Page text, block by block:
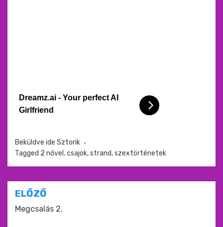
Dreamz.ai - Your perfect AI
Girlfriend
Beküldve ide Sztorik
Tagged 2 nővel ,csajok,strand,szextörténetek
Bejegyzés
navigáció
ELŐZŐ
Megcsalás 2.